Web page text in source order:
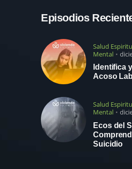
Episodios
Salud
Mental
Identifica
Acoso
Salud
Mental
Ecos del
Suicidio